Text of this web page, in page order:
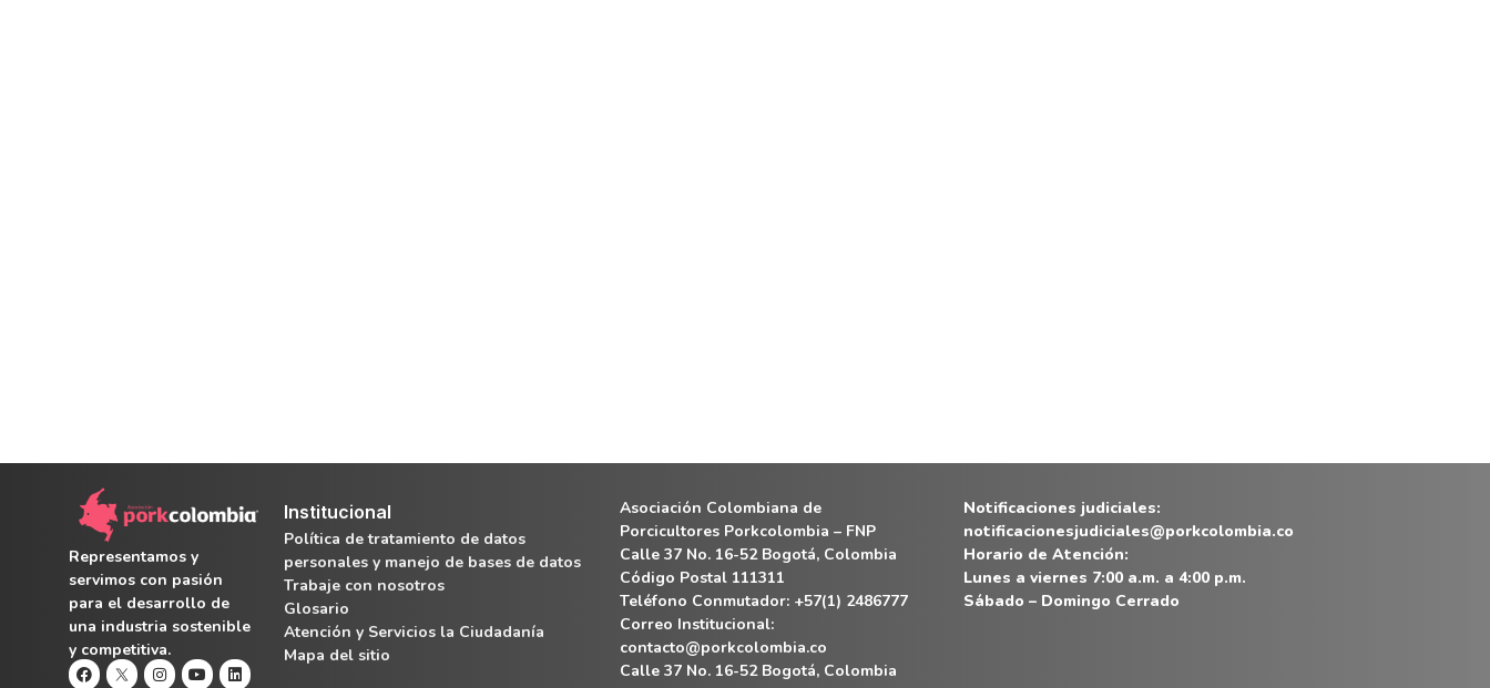
Representamos y
servimos con pasión
para el desarrollo de
una industria sostenible
y competitiva.
Institucional
Política de tratamiento de datos
personales y manejo de bases de datos
Trabaje con nosotros
Glosario
Atención y Servicios la Ciudadanía
Mapa del sitio
Asociación Colombiana de
Porcicultores Porkcolombia – FNP
Calle 37 No. 16-52 Bogotá, Colombia
Código Postal 111311
Teléfono Conmutador: +57(1) 2486777
Correo Institucional:
contacto@porkcolombia.co
Calle 37 No. 16-52 Bogotá, Colombia
Notificaciones judiciales:
notificacionesjudiciales@porkcolombia.co
Horario de Atención:
Lunes a viernes 7:00 a.m. a 4:00 p.m.
Sábado – Domingo Cerrado